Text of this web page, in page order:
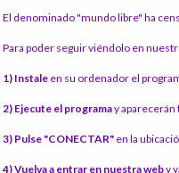
El denominado "mundo libre" ha
Para poder seguir viéndolo en
1) Instale en su ordenador el
2) Ejecute el programay aparecerán
3) Pulse "CONECTAR" en la
4) Vuelva a entrar en nuestra weby